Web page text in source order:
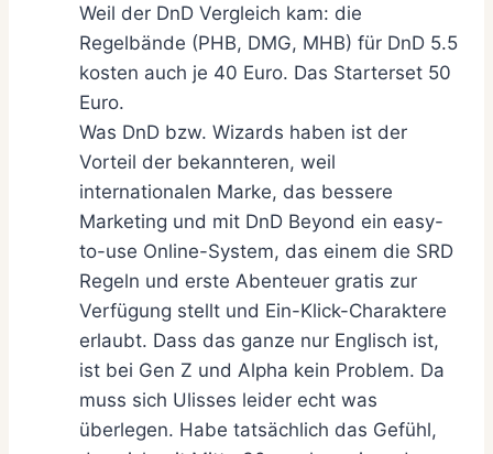
Weil der DnD Vergleich kam: die
Regelbände (PHB, DMG, MHB) für DnD 5.5
kosten auch je 40 Euro. Das Starterset 50
Euro.
Was DnD bzw. Wizards haben ist der
Vorteil der bekannteren, weil
internationalen Marke, das bessere
Marketing und mit DnD Beyond ein easy-
to-use Online-System, das einem die SRD
Regeln und erste Abenteuer gratis zur
Verfügung stellt und Ein-Klick-Charaktere
erlaubt. Dass das ganze nur Englisch ist,
ist bei Gen Z und Alpha kein Problem. Da
muss sich Ulisses leider echt was
überlegen. Habe tatsächlich das Gefühl,